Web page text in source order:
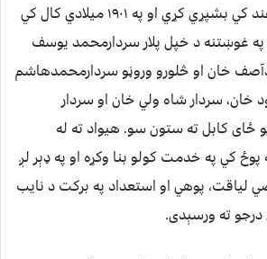
خپلي زده کړي یې په هند کي بشپړي کړي او په ۱۹۰۱ میلادي کال کي
په غوښتنه د خپل پلار سردارمحمد یوسف
خان او څلورو وروڼو سردارمحمدهاشم
خان، سردار شاه ولي خان او سردار
ځای کابل ته ستون سو. هیواد ته له
کي په خدمت کولو بنا وکړه او په ډېر لږ
پوهي او استعداد په برکت د نایب
درجو ته ورسېدی.